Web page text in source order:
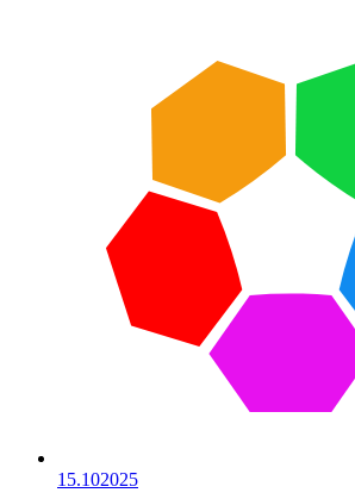
15.102025